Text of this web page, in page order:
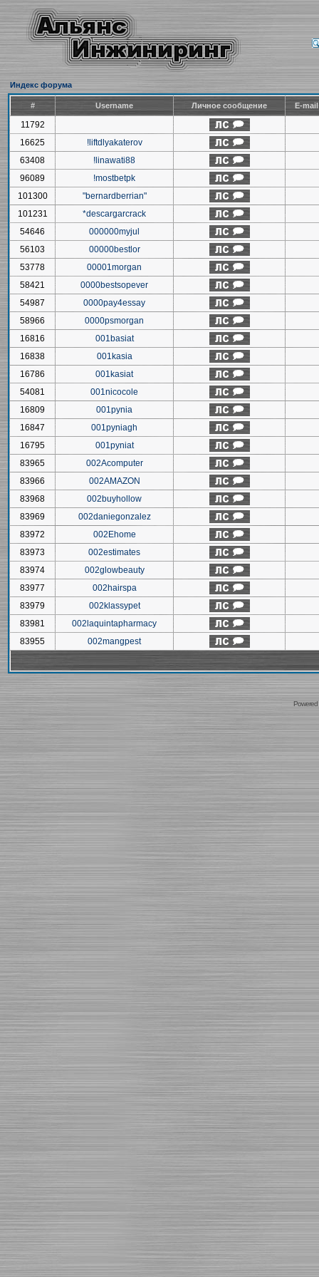
Индекс форума
# Username Личное сообщение E-
11792
16625
!liftdlyakaterov
63408
!linawati88
96089
!mostbetpk
101300
"bernardberrian"
101231
*descargarcrack
54646
000000myjul
56103
00000bestlor
53778
00001morgan
58421
0000bestsopever
54987
0000pay4essay
58966
0000psmorgan
16816
001basiat
16838
001kasia
16786
001kasiat
54081
001nicocole
16809
001pynia
16847
001pyniagh
16795
001pyniat
83965
002Acomputer
83966
002AMAZON
83968
002buyhollow
83969
002daniegonzalez
83972
002Ehome
83973
002estimates
83974
002glowbeauty
83977
002hairspa
83979
002klassypet
83981
002laquintapharmacy
83955
002mangpest